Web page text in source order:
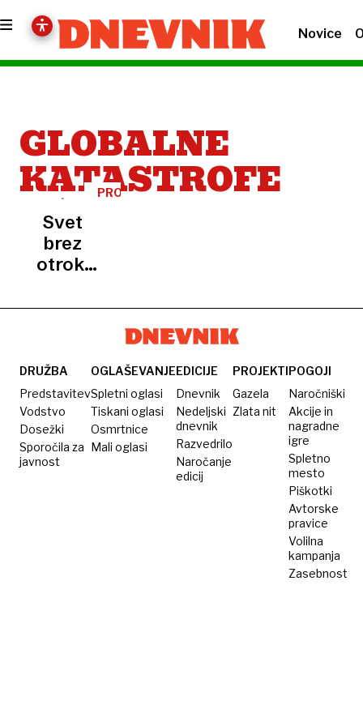
Novice
GLOBALNE
KATASTROFE
PROVOKATIVNO
Svet
brez
otrok:
zares
izginila
naša
prihodnost
DRUŽBA
Predstavitev
Vodstvo
Dosežki
Sporočila za
javnost
OGLAŠEVANJE
Spletni oglasi
Tiskani oglasi
Osmrtnice
Mali oglasi
EDICIJE
Dnevnik
Nedeljski
dnevnik
Razvedrilo
Naročanje
edicij
PROJEKTI
Gazela
Zlata nit
POGOJI
Naročniški
Akcije in
nagradne
igre
Spletno
mesto
Piškotki
Avtorske
pravice
Volilna
kampanja
Zasebnost